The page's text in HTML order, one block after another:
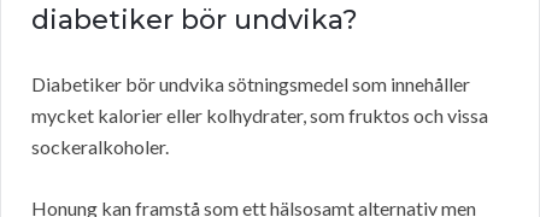
diabetiker bör undvika?
Diabetiker bör undvika sötningsmedel som innehåller
mycket kalorier eller kolhydrater, som fruktos och vissa
sockeralkoholer.
Honung kan framstå som ett hälsosamt alternativ men